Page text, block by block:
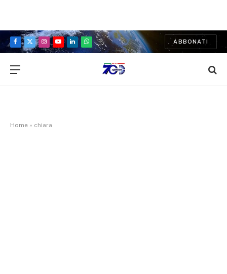
Facebook
X
Instagram
YouTubeLinkedInWhatsApp
ABBONATI
Home » chiara